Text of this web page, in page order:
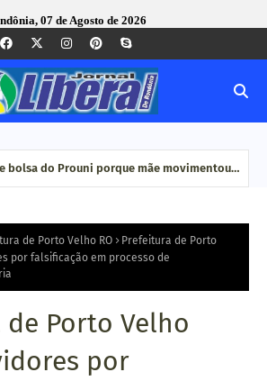
07 de Agosto de 2026
bolsa do Prouni porque mãe movimentou
de Porto Velho RO
Prefeitura de Porto
por falsificação em processo de
de Porto Velho
por